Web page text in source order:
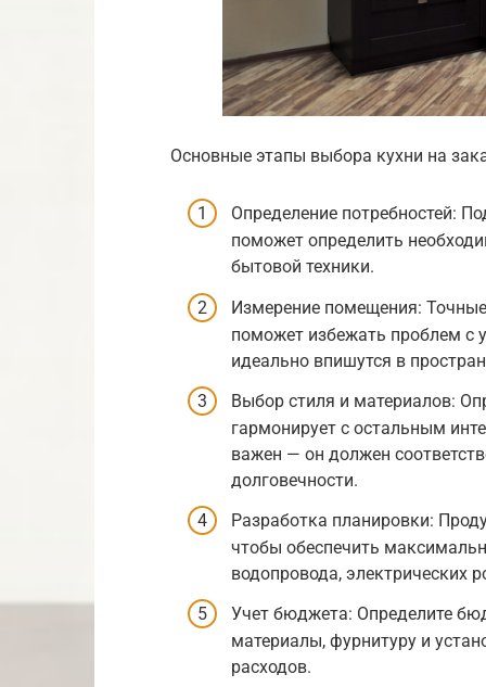
Основные этапы выбора кухни на
Определение потребностей:
поможет определить
бытовой техники.
Измерение помещения:
поможет избежать проблем с
идеально впишутся в
Выбор стиля и материалов:
гармонирует с остальным
важен — он должен
долговечности.
Разработка планировки:
чтобы обеспечить
водопровода, электрических
Учет бюджета: Определите
материалы, фурнитуру и
расходов.